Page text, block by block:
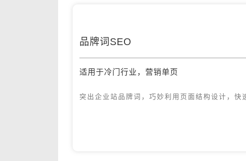
品牌词SEO
适用于冷门行业，营销单页
突出企业站品牌词，巧妙利用页面结构设计，